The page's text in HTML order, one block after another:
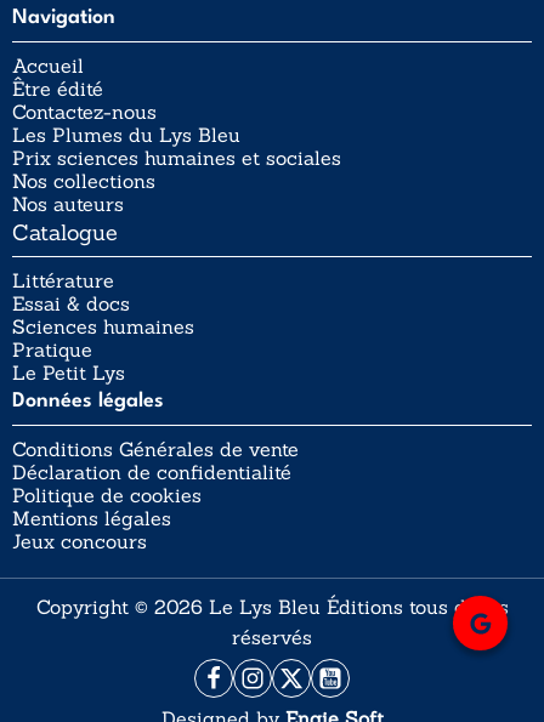
Navigation
Accueil
Être édité
Contactez-nous
Les Plumes du Lys Bleu
Prix sciences humaines et sociales
Nos collections
Nos auteurs
Catalogue
Littérature
Essai & docs
Sciences humaines
Pratique
Le Petit Lys
Données légales
Conditions Générales de vente
Déclaration de confidentialité
Politique de cookies
Mentions légales
Jeux concours
Copyright © 2026 Le Lys Bleu Éditions tous droits
réservés